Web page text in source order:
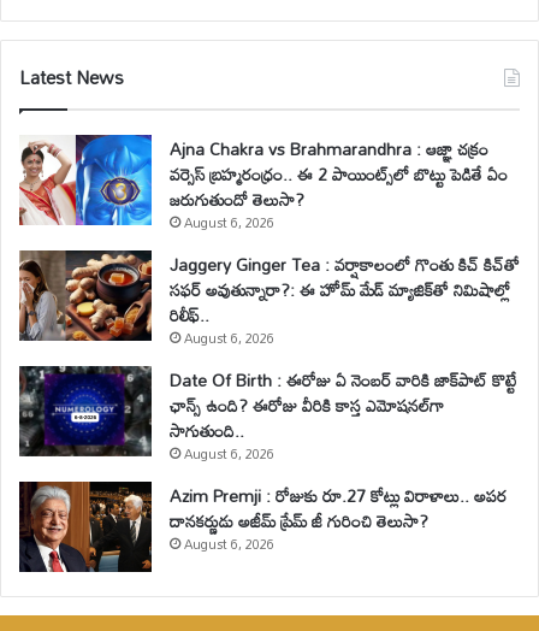
Latest News
Ajna Chakra vs Brahmarandhra : ఆజ్ఞా చక్రం
వర్సెస్ బ్రహ్మరంధ్రం.. ఈ 2 పాయింట్స్‌లో బొట్టు పెడితే ఏం
జరుగుతుందో తెలుసా?
August 6, 2026
Jaggery Ginger Tea : వర్షాకాలంలో గొంతు కిచ్ కిచ్‌తో
సఫర్ అవుతున్నారా?: ఈ హోమ్ మేడ్ మ్యాజిక్‌తో నిమిషాల్లో
రిలీఫ్..
August 6, 2026
Date Of Birth : ఈరోజు ఏ నెంబర్ వారికి జాక్‌పాట్ కొట్టే
ఛాన్స్ ఉంది? ఈరోజు వీరికి కాస్త ఎమోషనల్‌గా
సాగుతుంది..
August 6, 2026
Azim Premji : రోజుకు రూ.27 కోట్లు విరాళాలు.. అపర
దానకర్ణుడు అజీమ్ ప్రేమ్ జీ గురించి తెలుసా?
August 6, 2026